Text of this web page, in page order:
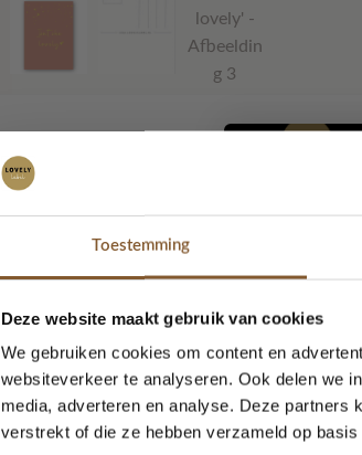
Toestemming
Deze website maakt gebruik van cookies
We gebruiken cookies om content en
websiteverkeer te analyseren. Ook delen we
media, adverteren en analyse. Deze partners
verstrekt of die ze hebben verzameld op
Aan de achterkant van de kaart kun je
Je kunt de kaartjes ook gebruiken als